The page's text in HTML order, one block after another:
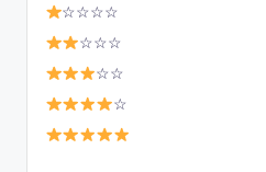
☆☆☆☆
☆☆☆
☆☆
☆